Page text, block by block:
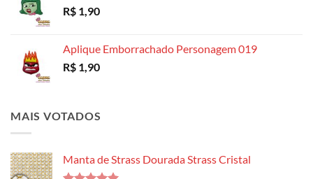
R$ 1,90
Aplique Emborrachado Personagem 019
R$ 1,90
MAIS VOTADOS
Manta de Strass Dourada Strass Cristal